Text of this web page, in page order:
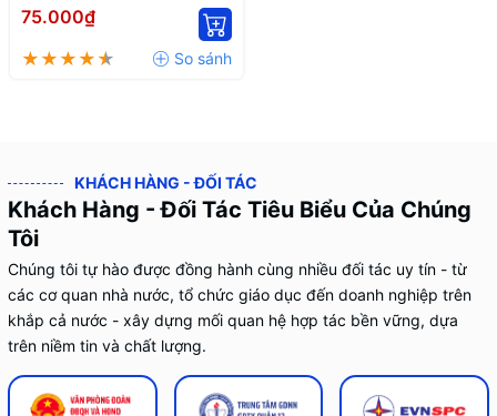
75.000₫
KHÁCH HÀNG - ĐỐI TÁC
Khách Hàng - Đối Tác Tiêu Biểu Của Chúng
Tôi
Chúng tôi tự hào được đồng hành cùng nhiều đối tác uy tín - từ
các cơ quan nhà nước, tổ chức giáo dục đến doanh nghiệp trên
khắp cả nước - xây dựng mối quan hệ hợp tác bền vững, dựa
trên niềm tin và chất lượng.